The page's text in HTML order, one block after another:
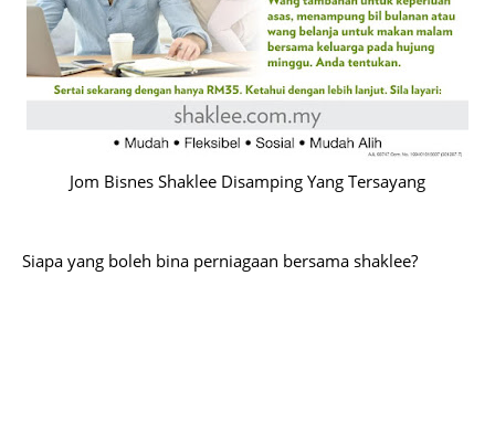
Jom Bisnes Shaklee Disamping Yang Tersayang
Siapa yang boleh bina perniagaan bersama shaklee?